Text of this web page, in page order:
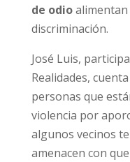
de odioalimentan
discriminación.
José Luis,
Realidades,
personas que
violencia por
algunos vecinos
amenacen con